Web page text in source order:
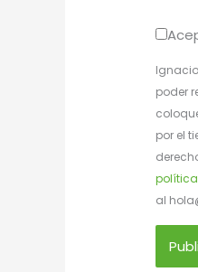
poder
por el
al